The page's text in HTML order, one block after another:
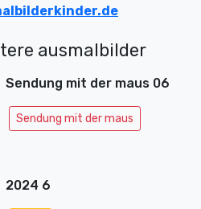
ausmalbilder
Sendung mit der maus 06
Sendung mit der maus
2024 6